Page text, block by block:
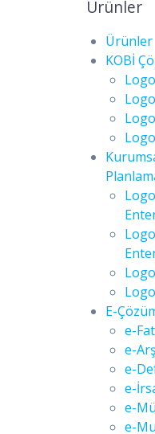
Ürünler
Ürünler
KOBİ
E-
e-
e-
e-
e-
e-
e-